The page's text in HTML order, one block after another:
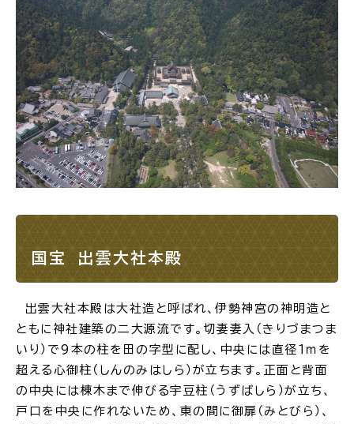
おくやみ
目的から探す
ごみ・リサイクル 防災
各種相談窓口 担当窓口
国宝 出雲大社本殿
出雲大社本殿は大社造と呼ばれ、伊勢神宮の神明造と
ともに神社建築の二大源流です。切妻妻入（きりづまつま
いり）で9本の柱を田の字型に配し、中央には直径１ｍを
超える心御柱（しんのみはしら）が立ちます。正面と背面
の中央には棟木まで伸びる宇豆柱（うずばしら）が立ち、
戸口を中央に作れないため、東の間に御扉（みとびら）、